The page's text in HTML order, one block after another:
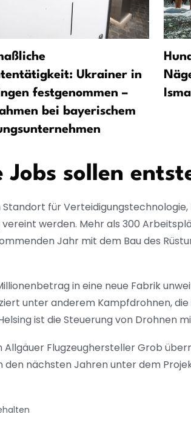
Ukrainer in
festgenommen –
bei bayerischem
sollen
für
werden. Mehr als 300
Jahr mit dem Bau des
in eine neue Fabrik
unter anderem Kampfdrohnen,
ist die Steuerung von Drohnen
Flugzeughersteller Grob
den nächsten Jahren unter dem